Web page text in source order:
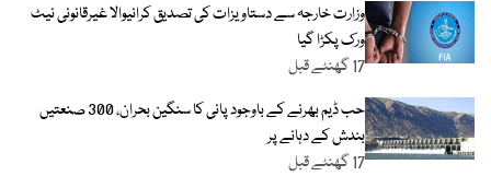
وزارت خارجہ سے دستاویزات کی تصدیق کرانیوالا غیرقانونی نیٹ
ورک پکڑا گیا
17 گھنٹے قبل
حب ڈیم بھرنے کے باوجود پانی کا سنگین بحران، 300 صنعتیں
بندش کے دہانے پر
17 گھنٹے قبل